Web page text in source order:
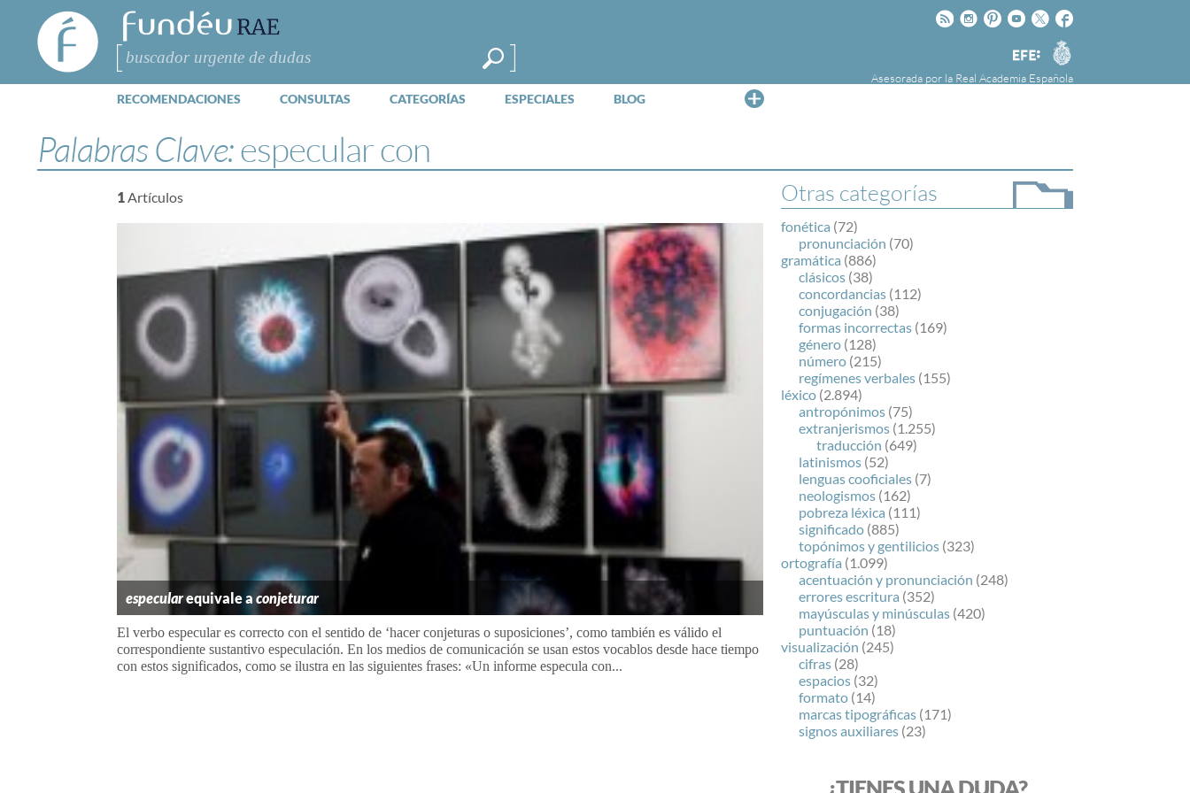
FundéuRAE
- Fundación
del Español
Urgente
Buscar
Facebook
Twitter
Youtube
Pinteres
Instagram
Rss
Agencia
EFE
Asesorada por la Real Academia Española
RECOMENDACIONES CONSULTAS CATEGORÍAS ESPECIALES BLOG
la Agencia Efe y la Real Academia Española,
cuyo objetivo es colaborar con el buen uso del
español en los medios de comunicación y en
Internet.
Palabras Clave:especular con
Otras categorías
fonética (72)
pronunciación (70)
gramática (886)
clásicos (38)
concordancias (112)
conjugación (38)
formas incorrectas (169)
género (128)
número (215)
regímenes verbales (155)
léxico (2.894)
antropónimos (75)
extranjerismos (1.255)
traducción (649)
latinismos (52)
lenguas cooficiales (7)
neologismos (162)
pobreza léxica (111)
significado (885)
topónimos y gentilicios (323)
ortografía (1.099)
acentuación y pronunciación (248)
errores escritura (352)
mayúsculas y minúsculas (420)
puntuación (18)
visualización (245)
cifras (28)
espacios (32)
formato (14)
marcas tipográficas (171)
signos auxiliares (23)
1Artículos
especularequivale a conjeturar
El verbo especular es correcto con el sentido de ‘hacer conjeturas o suposiciones’, como también es válido el
correspondiente sustantivo especulación. En los medios de comunicación se usan estos vocablos desde hace tiempo
con estos significados, como se ilustra en las siguientes frases: «Un informe especula con...
¿TIENES UNA DUDA?